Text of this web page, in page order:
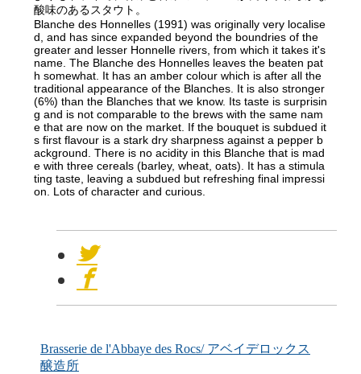
酸味のあるスタウト。
Blanche des Honnelles (1991) was originally very localise
d, and has since expanded beyond the boundries of the
greater and lesser Honnelle rivers, from which it takes it's
name. The Blanche des Honnelles leaves the beaten pat
h somewhat. It has an amber colour which is after all the
traditional appearance of the Blanches. It is also stronger
(6%) than the Blanches that we know. Its taste is surprisin
g and is not comparable to the brews with the same nam
e that are now on the market. If the bouquet is subdued it
s first flavour is a stark dry sharpness against a pepper b
ackground. There is no acidity in this Blanche that is mad
e with three cereals (barley, wheat, oats). It has a stimula
ting taste, leaving a subdued but refreshing final impressi
on. Lots of character and curious.
Brasserie de l'Abbaye des Rocs/ アベイデロックス
醸造所